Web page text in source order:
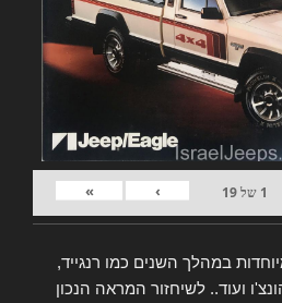
1 של19
›
»
במהלך השנים כמו רנגייד,
ועוד.. לשיחזור המראה הנכון